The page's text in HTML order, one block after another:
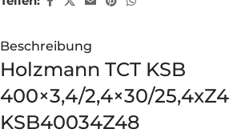
Beschreibung
Holzmann TCT KSB
400×3,4/2,4×30/
KSB40034Z48